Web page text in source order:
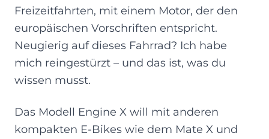
Freizeitfahrten, mit einem Motor, der den
europäischen Vorschriften entspricht.
Neugierig auf dieses Fahrrad? Ich habe
mich reingestürzt – und das ist, was du
wissen musst.
Das Modell Engine X will mit anderen
kompakten E-Bikes wie dem Mate X und